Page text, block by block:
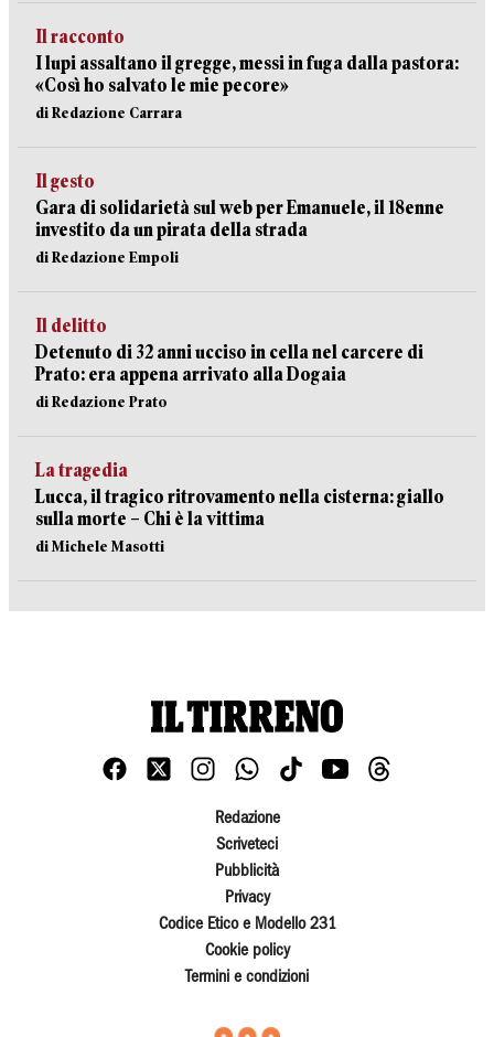
Il racconto
I lupi assaltano il gregge, messi in fuga dalla pastora:
«Così ho salvato le mie pecore»
di Redazione Carrara
Il gesto
Gara di solidarietà sul web per Emanuele, il 18enne
investito da un pirata della strada
di Redazione Empoli
Il delitto
Detenuto di 32 anni ucciso in cella nel carcere di
Prato: era appena arrivato alla Dogaia
di Redazione Prato
La tragedia
Lucca, il tragico ritrovamento nella cisterna: giallo
sulla morte – Chi è la vittima
di Michele Masotti
Redazione
Scriveteci
Pubblicità
Privacy
Codice Etico e Modello 231
Cookie policy
Termini e condizioni